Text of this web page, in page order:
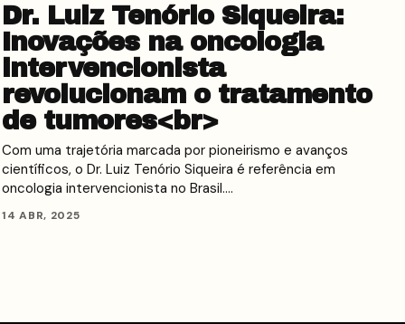
Dr. Luiz Tenório Siqueira:
Inovações na oncologia
intervencionista
revolucionam o tratamento
de tumores<br>
Com uma trajetória marcada por pioneirismo e avanços
científicos, o Dr. Luiz Tenório Siqueira é referência em
oncologia intervencionista no Brasil.…
14 ABR, 2025